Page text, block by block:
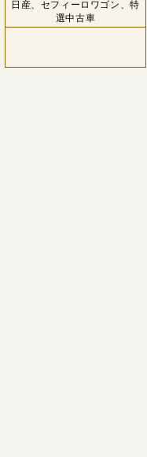
日産、セフィーロワゴン、特
選中古車